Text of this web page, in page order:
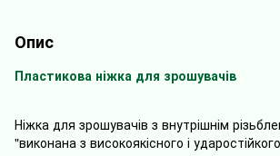
Опис
Пластикова ніжка для зрошувачів
Ніжка для зрошувачів з внутрішнім
"виконана з високоякісного і